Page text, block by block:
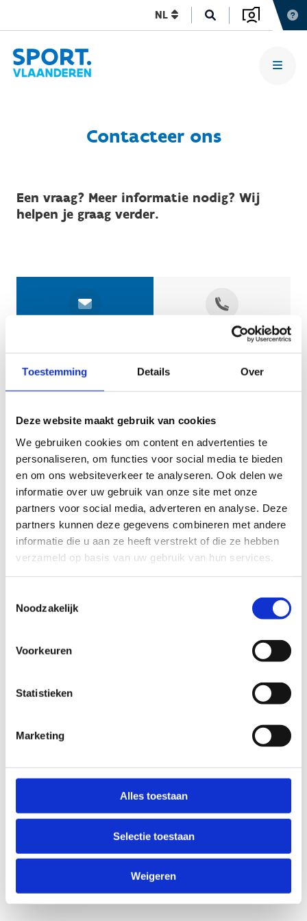
Toestemming Details Over
Deze website maakt gebruik van cookies
We gebruiken cookies om content en advertenties te
personaliseren, om functies voor social media te bieden
en om ons websiteverkeer te analyseren. Ook delen we
informatie over uw gebruik van onze site met onze
partners voor social media, adverteren en analyse. Deze
partners kunnen deze gegevens combineren met andere
informatie die u aan ze heeft verstrekt of die ze hebben
verzameld op basis van uw gebruik van hun services.
Noodzakelijk
Voorkeuren
Statistieken
Marketing
Alles toestaan
Selectie toestaan
Weigeren
NL
Contacteer ons
Een vraag? Meer informatie nodig? Wij
helpen je graag verder.
Geef aan tot welk domein jouw vraag behoort
KIES EEN DOMEIN
Jouw vraag
Anti-Robot Verification
Click to start verification
Verzend